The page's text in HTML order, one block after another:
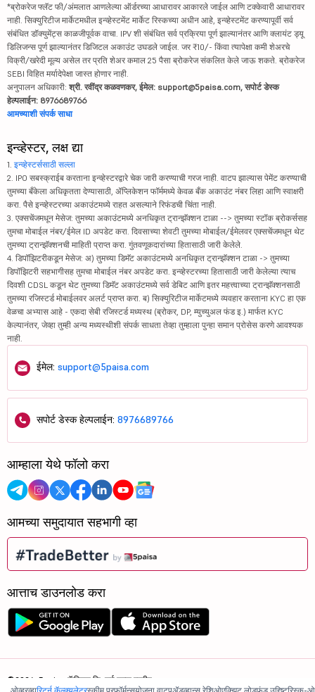
*ब्रोकरेज फ्लॅट फी/अंमलात आणलेल्या ऑर्डरच्या आधारावर आकारले जाईल आणि टक्केवारी आधारावर
नाही. सिक्युरिटीज मार्केटमधील इन्व्हेस्टमेंट मार्केट रिस्कच्या अधीन आहे, इन्व्हेस्टमेंट करण्यापूर्वी सर्व
संबंधित डॉक्युमेंट्स काळजीपूर्वक वाचा. IPV शी संबंधित सर्व प्रक्रिया पूर्ण झाल्यानंतर आणि क्लायंट ड्यू
डिलिजन्स पूर्ण झाल्यानंतर डिजिटल अकाउंट उघडले जाईल. जर ₹10/- किंवा त्यापेक्षा कमी शेअरचे
विक्री/खरेदी मूल्य असेल तर प्रति शेअर कमाल 25 पैसा ब्रोकरेज संकलित केले जाऊ शकते. ब्रोकरेज
SEBI विहित मर्यादेपेक्षा जास्त होणार नाही.
अनुपालन अधिकारी: श्री. रवींद्र कळवणकर, ईमेल: support@5paisa.com, सपोर्ट डेस्क
हेल्पलाईन: 8976689766
आमच्याशी संपर्क साधा
इन्व्हेस्टर, लक्ष द्या
1. इन्व्हेस्टर्ससाठी सल्ला
2. IPO सबस्क्राईब करताना इन्व्हेस्टरद्वारे चेक जारी करण्याची गरज नाही. वाटप झाल्यास पेमेंट करण्याची
तुमच्या बँकेला अधिकृतता देण्यासाठी, ॲप्लिकेशन फॉर्ममध्ये केवळ बँक अकाउंट नंबर लिहा आणि स्वाक्षरी
करा. पैसे इन्व्हेस्टरच्या अकाउंटमध्ये राहत असल्याने रिफंडची चिंता नाही.
3. एक्सचेंजमधून मेसेज: तुमच्या अकाउंटमध्ये अनधिकृत ट्रान्झॅक्शन टाळा --> तुमच्या स्टॉक ब्रोकर्ससह
तुमचा मोबाईल नंबर/ईमेल ID अपडेट करा. दिवसाच्या शेवटी तुमच्या मोबाईल/ईमेलवर एक्सचेंजमधून थेट
तुमच्या ट्रान्झॅक्शनची माहिती प्राप्त करा. गुंतवणूकदारांच्या हितासाठी जारी केलेले.
4. डिपॉझिटरीकडून मेसेज: अ) तुमच्या डिमॅट अकाउंटमध्ये अनधिकृत ट्रान्झॅक्शन टाळा -> तुमच्या
डिपॉझिटरी सहभागीसह तुमचा मोबाईल नंबर अपडेट करा. इन्व्हेस्टरच्या हितासाठी जारी केलेल्या त्याच
दिवशी CDSL कडून थेट तुमच्या डिमॅट अकाउंटमध्ये सर्व डेबिट आणि इतर महत्त्वाच्या ट्रान्झॅक्शनसाठी
तुमच्या रजिस्टर्ड मोबाईलवर अलर्ट प्राप्त करा. ब) सिक्युरिटीज मार्केटमध्ये व्यवहार करताना KYC हा एक
वेळचा अभ्यास आहे - एकदा सेबी रजिस्टर्ड मध्यस्थ (ब्रोकर, DP, म्युच्युअल फंड इ.) मार्फत KYC
केल्यानंतर, जेव्हा तुम्ही अन्य मध्यस्थीशी संपर्क साधता तेव्हा तुम्हाला पुन्हा समान प्रोसेस करणे आवश्यक
नाही.
ईमेल: support@5paisa.com
सपोर्ट डेस्क हेल्पलाईन: 8976689766
आम्हाला येथे फॉलो करा
आमच्या समुदायात सहभागी व्हा
आत्ताच डाउनलोड करा
©2026, 5paisa कॅपिटल लि. सर्व हक्क राखीव.